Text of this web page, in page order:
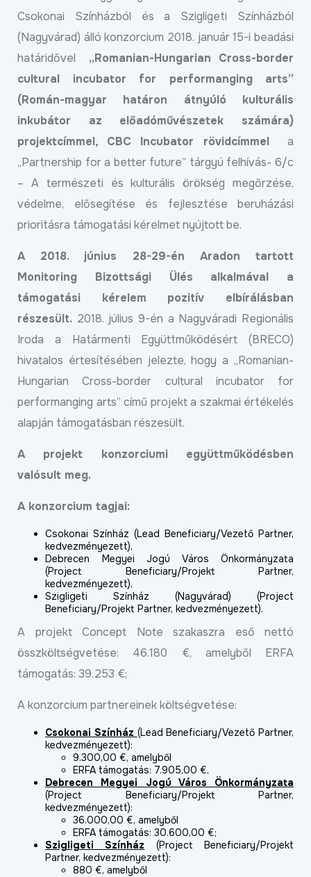
Csokonai Színházból és a Szigligeti Színházból
(Nagyvárad) álló konzorcium 2018. január 15-i beadási
határidővel „Romanian-Hungarian Cross-border
cultural incubator for performanging arts”
(Román-magyar határon átnyúló kulturális
inkubátor az előadóművészetek számára)
projektcímmel, CBC Incubator rövidcímmel a
„Partnership for a better future” tárgyú felhívás- 6/c
– A természeti és kulturális örökség megőrzése,
védelme, elősegítése és fejlesztése beruházási
prioritásra támogatási kérelmet nyújtott be.
A 2018. június 28-29-én Aradon tartott
Monitoring Bizottsági Ülés alkalmával a
támogatási kérelem pozitív elbírálásban
részesült. 2018. július 9-én a Nagyváradi Regionális
Iroda a Határmenti Együttműködésért (BRECO)
hivatalos értesítésében jelezte, hogy a „Romanian-
Hungarian Cross-border cultural incubator for
performanging arts” című projekt a szakmai értékelés
alapján támogatásban részesült.
A projekt konzorciumi együttműködésben
valósult meg.
A konzorcium tagjai:
Csokonai Színház (Lead Beneficiary/Vezető Partner,
kedvezményezett),
Debrecen Megyei Jogú Város Önkormányzata
(Project Beneficiary/Projekt Partner,
kedvezményezett),
Szigligeti Színház (Nagyvárad) (Project
Beneficiary/Projekt Partner, kedvezményezett).
A projekt Concept Note szakaszra eső nettó
összköltségvetése: 46.180 €, amelyből ERFA
támogatás: 39.253 €;
A konzorcium partnereinek költségvetése:
Csokonai Színház (Lead Beneficiary/Vezető Partner,
kedvezményezett):
9.300,00 €, amelyből
ERFA támogatás: 7.905,00 €,
Debrecen Megyei Jogú Város Önkormányzata
(Project Beneficiary/Projekt Partner,
kedvezményezett):
36.000,00 €, amelyből
ERFA támogatás: 30.600,00 €;
Szigligeti Színház (Project Beneficiary/Projekt
Partner, kedvezményezett):
880 €, amelyből